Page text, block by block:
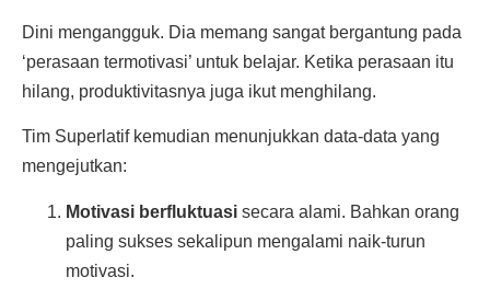
Dini mengangguk. Dia memang sangat bergantung pada
‘perasaan termotivasi’ untuk belajar. Ketika perasaan itu
hilang, produktivitasnya juga ikut menghilang.
Tim Superlatif kemudian menunjukkan data-data yang
mengejutkan:
Motivasi berfluktuasi secara alami. Bahkan orang
paling sukses sekalipun mengalami naik-turun
motivasi.